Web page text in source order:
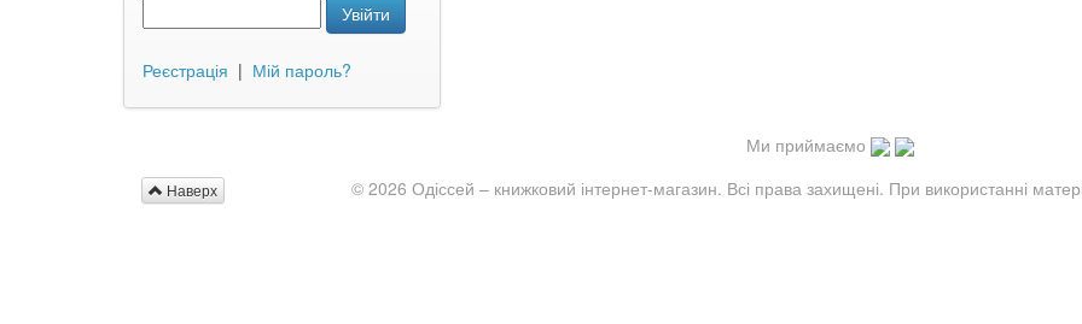
Увійти
Реєстрація | Мій пароль?
Ми приймаємо
Наверх © 2026 Одіссей – книжковий інтернет-магазин. Всі права захищені. При використанні